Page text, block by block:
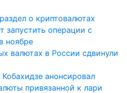
запустить операции с
ноябре
валютах в России сдвинули
анонсировал
привязанной к лари